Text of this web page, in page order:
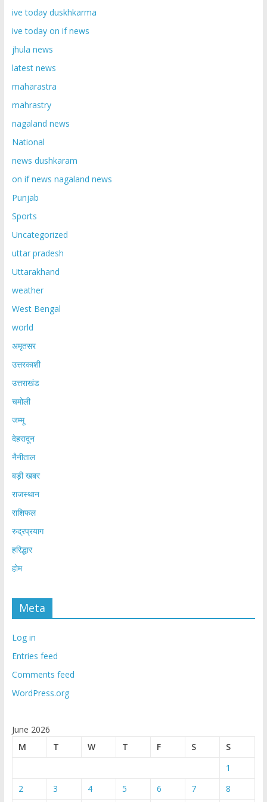
ive today duskhkarma
ive today on if news
jhula news
latest news
maharastra
mahrastry
nagaland news
National
news dushkaram
on if news nagaland news
Punjab
Sports
Uncategorized
uttar pradesh
Uttarakhand
weather
West Bengal
world
अमृतसर
उत्तरकाशी
उत्तराखंड
चमोली
जम्मू
देहरादून
नैनीताल
बड़ी खबर
राजस्थान
राशिफल
रुद्रप्रयाग
हरिद्धार
होम
Meta
Log in
Entries feed
Comments feed
WordPress.org
June 2026
M
T W T F S
S
1
2
3 4 5 6 7 8